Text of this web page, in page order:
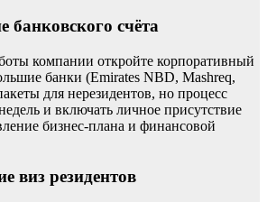
счёта
компании откройте корпоративный
банки (Emirates NBD, Mashreq,
для нерезидентов, но процесс
и включать личное присутствие
бизнес-плана и финансовой
виз резидентов